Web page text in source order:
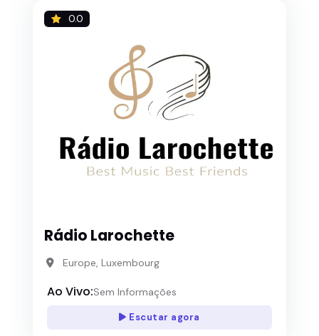
0.0
Rádio Larochette
Europe, Luxembourg
Ao Vivo:Sem Informações
Escutar agora